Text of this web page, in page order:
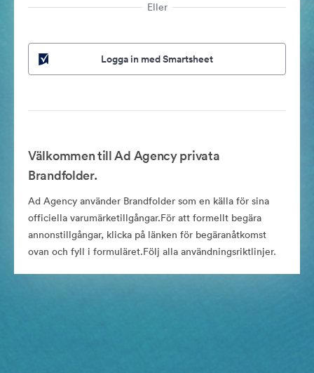
Eller
Logga in med Smartsheet
Välkommen till Ad Agency privata
Brandfolder.
Ad Agency använder Brandfolder som en källa för sina
officiella varumärketillgångar.För att formellt begära
annonstillgångar, klicka på länken för begäranåtkomst
ovan och fyll i formuläret.Följ alla användningsriktlinjer.